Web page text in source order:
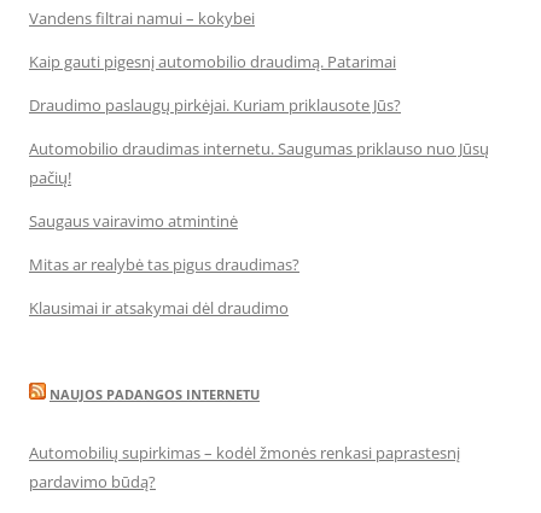
Vandens filtrai namui – kokybei
Kaip gauti pigesnį automobilio draudimą. Patarimai
Draudimo paslaugų pirkėjai. Kuriam priklausote Jūs?
Automobilio draudimas internetu. Saugumas priklauso nuo Jūsų
pačių!
Saugaus vairavimo atmintinė
Mitas ar realybė tas pigus draudimas?
Klausimai ir atsakymai dėl draudimo
NAUJOS PADANGOS INTERNETU
Automobilių supirkimas – kodėl žmonės renkasi paprastesnį
pardavimo būdą?